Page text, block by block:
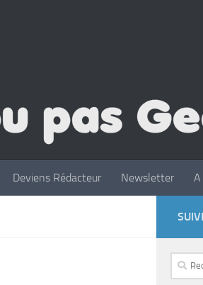
Deviens Rédacteur Newsletter A